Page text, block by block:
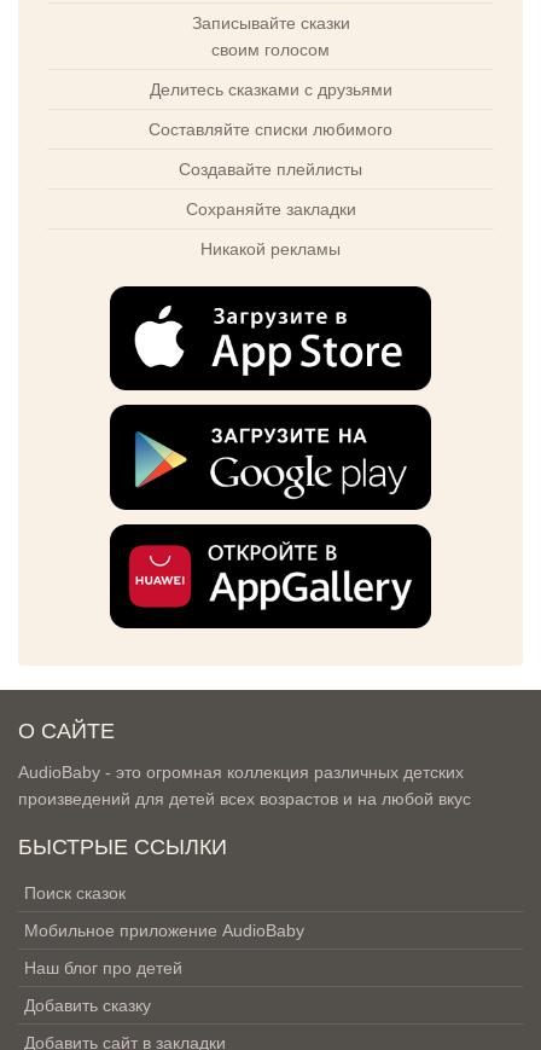
Записывайте сказки
своим голосом
Делитесь сказками с друзьями
Составляйте списки любимого
Создавайте плейлисты
Сохраняйте закладки
Никакой рекламы
О САЙТЕ
AudioBaby - это огромная коллекция различных детских
произведений для детей всех возрастов и на любой вкус
БЫСТРЫЕ ССЫЛКИ
Поиск сказок
Мобильное приложение AudioBaby
Наш блог про детей
Добавить сказку
Добавить сайт в закладки